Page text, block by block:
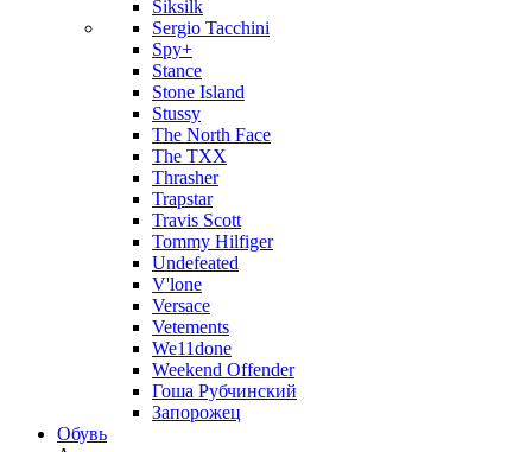
Siksilk
Sergio Tacchini
Spy+
Stance
Stone Island
Stussy
The North Face
The TXX
Thrasher
Trapstar
Travis Scott
Tommy Hilfiger
Undefeated
V'lone
Versace
Vetements
We11done
Weekend Offender
Гоша Рубчинский
Запорожец
Обувь